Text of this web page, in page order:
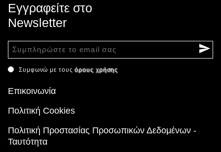
Εγγραφείτε στο
Newsletter
Συμφωνώ με τουςόρους χρήσης
Επικοινωνία
Πολιτική Cookies
Πολιτική Προστασίας Προσωπικών Δεδομένων -
Ταυτότητα